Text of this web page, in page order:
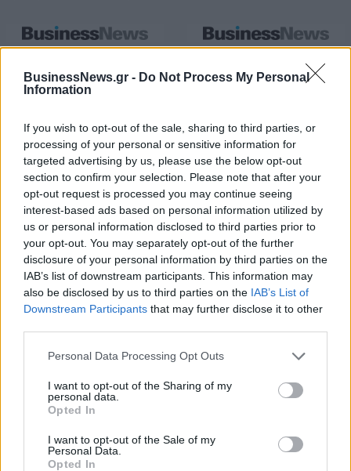
BusinessNews.gr - Do Not Process My Personal
Information
If you wish to opt-out of the sale, sharing to third parties, or
processing of your personal or sensitive information for
targeted advertising by us, please use the below opt-out
section to confirm your selection. Please note that after your
opt-out request is processed you may continue seeing
interest-based ads based on personal information utilized by
us or personal information disclosed to third parties prior to
your opt-out. You may separately opt-out of the further
disclosure of your personal information by third parties on the
IAB’s list of downstream participants. This information may
also be disclosed by us to third parties on the IAB’s List of
Downstream Participants that may further disclose it to other
Personal Data Processing Opt Outs
I want to opt-out of the Sharing of my
personal data.
Opted In
I want to opt-out of the Sale of my
Personal Data.
Opted In
Νέο Audi A2 e-tron με στόχο
αποδοτικότητας
Η Chery επενδύει 75 εκατ.
δολάρια στην KG Mobility
Το FIAT 500 Hybrid τώρα από 18.990 ευρώ
Πάρκερ: «Όνειρό μου να
κατακτήσω το ΝΒΑ Europe με τη
Βιλερμπάν – Το πλάνο της
ομάδας μένει ίδιο»
Παγκόσμιο Κύπελλο Γυναικών:
Με Κέιτλιν Κλαρκ η δωδεκάδα
των ΗΠΑ
HELLENiQ ENERGY: Κέρδη 393 εκατ. ευρώ στο α' εξάμηνο – Στα 734
Viohalco: Αυξημένος κατά 14%
ο τζίρος στο α' εξάμηνο, στα 4,3
τα EBITDA
ΥΠΕΘΟΟ: Νέες επενδύσεις 1